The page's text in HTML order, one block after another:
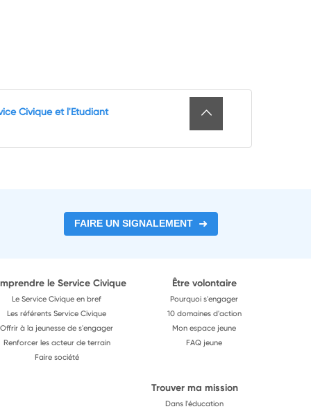
Civique et l'Etudiant
FAIRE UN SIGNALEMENT
le Service Civique
Le Service Civique en bref
Les référents Service Civique
Offrir à la jeunesse de s'engager
Renforcer les acteur de terrain
Faire société
Être volontaire
Pourquoi s'engager
10 domaines d'action
Mon espace jeune
FAQ jeune
Trouver ma mission
Dans l'éducation